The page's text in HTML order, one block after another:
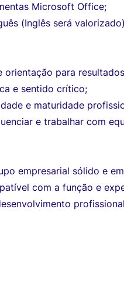
Microsoft Office;
(Inglês será
orientação para
e sentido crítico;
e maturidade
e trabalhar com
empresarial sólido e
com a função e